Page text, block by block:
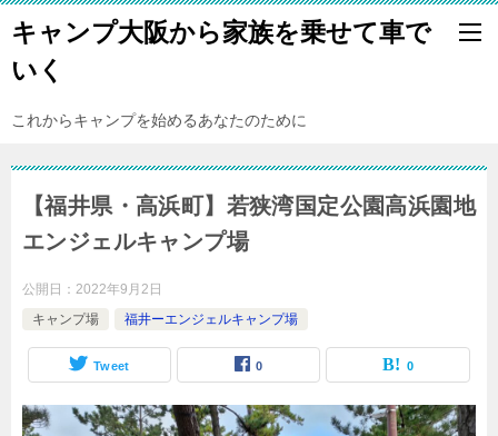
キャンプ大阪から家族を乗せて車で
いく
これからキャンプを始めるあなたのために
【福井県・高浜町】若狭湾国定公園高浜園地
エンジェルキャンプ場
公開日： 2022年9月2日
キャンプ場
福井ーエンジェルキャンプ場
Tweet 0 0